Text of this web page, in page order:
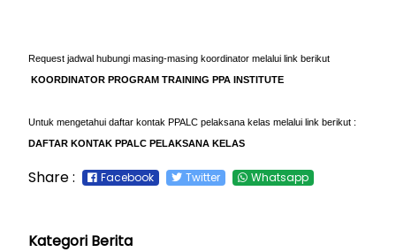
Request jadwal hubungi masing-masing koordinator melalui link berikut
KOORDINATOR PROGRAM TRAINING PPA INSTITUTE
Untuk mengetahui daftar kontak PPALC pelaksana kelas melalui link berikut :
DAFTAR KONTAK PPALC PELAKSANA KELAS
Share : Facebook Twitter Whatsapp
Kategori Berita